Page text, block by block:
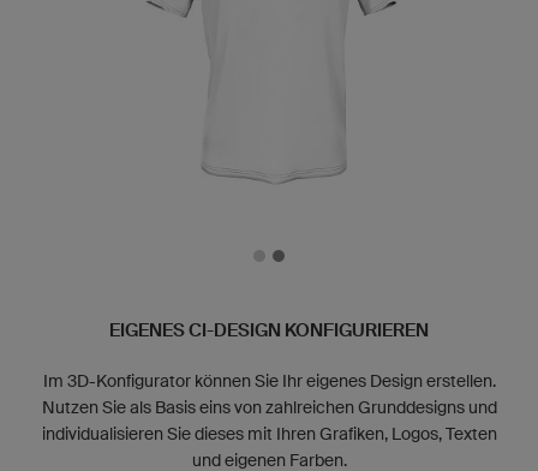
EIGENES CI-DESIGN KONFIGURIEREN
Im 3D-Konfigurator können Sie Ihr eigenes Design erstellen.
Nutzen Sie als Basis eins von zahlreichen Grunddesigns und
individualisieren Sie dieses mit Ihren Grafiken, Logos, Texten
und eigenen Farben.